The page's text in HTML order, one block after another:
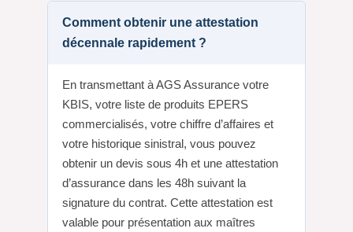
Comment obtenir une attestation
décennale rapidement ?
En transmettant à AGS Assurance votre
KBIS, votre liste de produits EPERS
commercialisés, votre chiffre d’affaires et
votre historique sinistral, vous pouvez
obtenir un devis sous 4h et une attestation
d’assurance dans les 48h suivant la
signature du contrat. Cette attestation est
valable pour présentation aux maîtres